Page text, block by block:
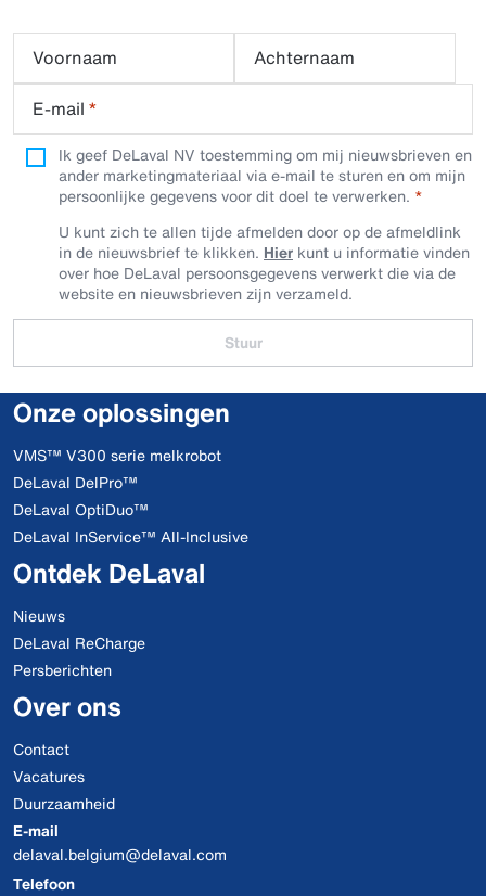
Voornaam
Achternaam
E-mail *
Ik geef DeLaval NV toestemming om mij nieuwsbrieven en
ander marketingmateriaal via e-mail te sturen en om mijn
persoonlijke gegevens voor dit doel te verwerken.
U kunt zich te allen tijde afmelden door op de afmeldlink
in de nieuwsbrief te klikken. Hier kunt u informatie vinden
over hoe DeLaval persoonsgegevens verwerkt die via de
website en nieuwsbrieven zijn verzameld.
Stuur
Onze oplossingen
VMS™ V300 serie melkrobot
DeLaval DelPro™
DeLaval OptiDuo™
DeLaval InService™ All-Inclusive
Ontdek DeLaval
Nieuws
DeLaval ReCharge
Persberichten
Over ons
Contact
Vacatures
Duurzaamheid
E-mail
delaval.belgium@delaval.com
Telefoon